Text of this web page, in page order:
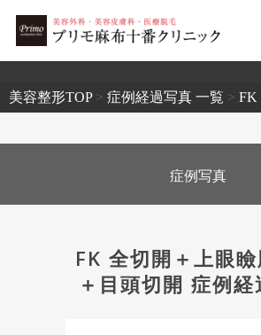
美容整形TOP> 症例経過写真 一覧 > FK
症例写真
FK 全切開＋上眼
＋目頭切開 症例経